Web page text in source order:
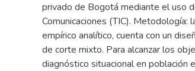
privado de Bogotá mediante el uso
Comunicaciones (TIC).
empírico analítico, cuenta con un
de corte mixto. Para alcanzar los
diagnóstico situacional en población